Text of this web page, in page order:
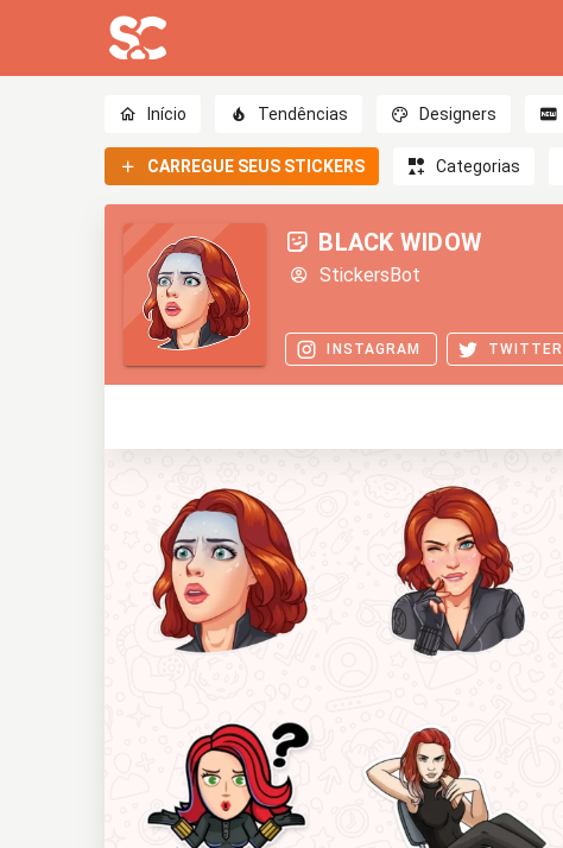
Início Tendências Designers
CARREGUE SEUS STICKERS Categorias
BLACK WIDOW
StickersBot
INSTAGRAM TWITTER